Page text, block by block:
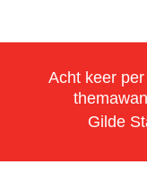
Acht keer
Gilde